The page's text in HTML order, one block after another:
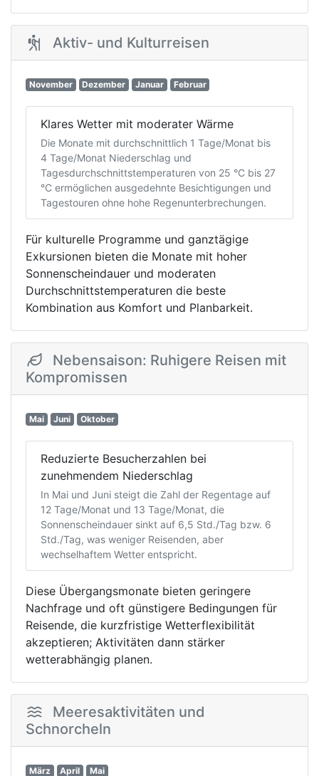
Aktiv- und Kulturreisen
November Dezember Januar Februar
Klares Wetter mit moderater Wärme
Die Monate mit durchschnittlich 1 Tage/Monat bis
4 Tage/Monat Niederschlag und
Tagesdurchschnittstemperaturen von 25 °C bis 27
°C ermöglichen ausgedehnte Besichtigungen und
Tagestouren ohne hohe Regenunterbrechungen.
Für kulturelle Programme und ganztägige
Exkursionen bieten die Monate mit hoher
Sonnenscheindauer und moderaten
Durchschnittstemperaturen die beste
Kombination aus Komfort und Planbarkeit.
Nebensaison: Ruhigere Reisen mit
Kompromissen
Mai Juni Oktober
Reduzierte Besucherzahlen bei
zunehmendem Niederschlag
In Mai und Juni steigt die Zahl der Regentage auf
12 Tage/Monat und 13 Tage/Monat, die
Sonnenscheindauer sinkt auf 6,5 Std./Tag bzw. 6
Std./Tag, was weniger Reisenden, aber
wechselhaftem Wetter entspricht.
Diese Übergangsmonate bieten geringere
Nachfrage und oft günstigere Bedingungen für
Reisende, die kurzfristige Wetterflexibilität
akzeptieren; Aktivitäten dann stärker
wetterabhängig planen.
Meeresaktivitäten und
Schnorcheln
März April Mai